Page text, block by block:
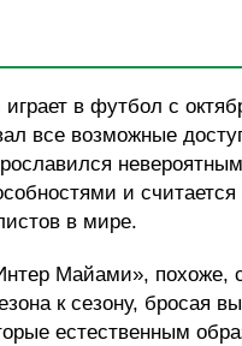
в футбол с
все возможные
и
в мире.
Майами», похоже,
к сезону, бросая
естественным